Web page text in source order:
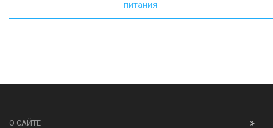
питания
О САЙТЕ